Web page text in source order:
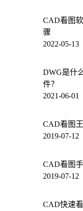
CAD看图
骤
2022-05-
DWG是什
件？
2021-06-
CAD看图
2019-07-
CAD看图
2019-07-
CAD快速